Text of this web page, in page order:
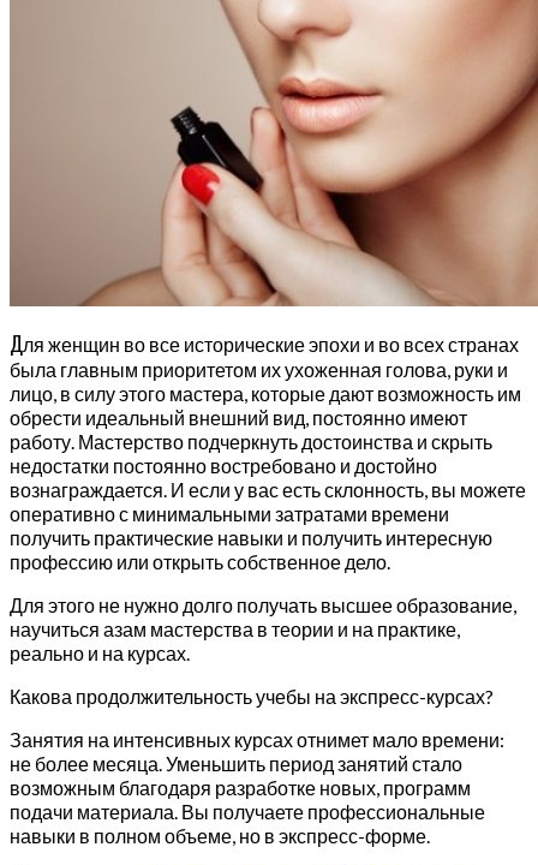
Для женщин во все исторические эпохи и во всех странах
была главным приоритетом их ухоженная голова, руки и
лицо, в силу этого мастера, которые дают возможность им
обрести идеальный внешний вид, постоянно имеют
работу. Мастерство подчеркнуть достоинства и скрыть
недостатки постоянно востребовано и достойно
вознаграждается. И если у вас есть склонность, вы можете
оперативно с минимальными затратами времени
получить практические навыки и получить интересную
профессию или открыть собственное дело.
Для этого не нужно долго получать высшее образование,
научиться азам мастерства в теории и на практике,
реально и на курсах.
Какова продолжительность учебы на экспресс-курсах?
Занятия на интенсивных курсах отнимет мало времени:
не более месяца. Уменьшить период занятий стало
возможным благодаря разработке новых, программ
подачи материала. Вы получаете профессиональные
навыки в полном объеме, но в экспресс-форме.